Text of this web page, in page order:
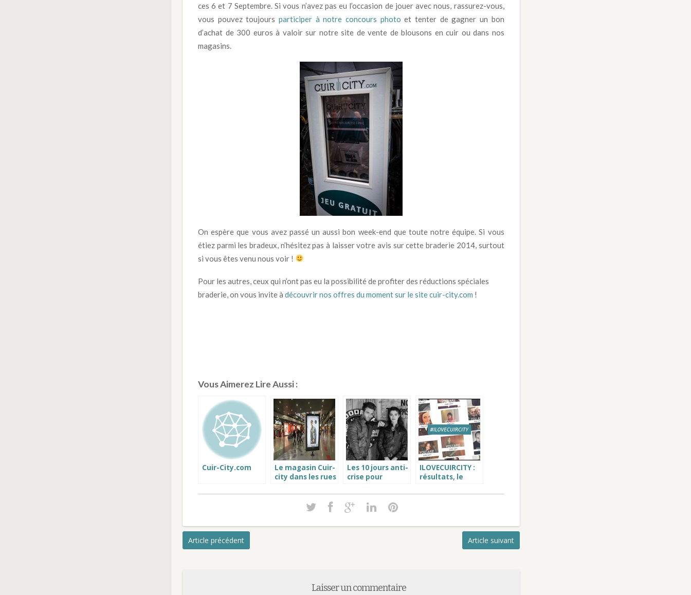
ces 6 et 7 Septembre. Si vous n’avez pas eu l’occasion de jouer avec nous, rassurez-vous,
vous pouvez toujours participer à notre concours photo et tenter de gagner un bon
d’achat de 300 euros à valoir sur notre site de vente de blousons en cuir ou dans nos
magasins.
On espère que vous avez passé un aussi bon week-end que toute notre équipe. Si vous
étiez parmi les bradeux, n’hésitez pas à laisser votre avis sur cette braderie 2014, surtout
si vous êtes venu nous voir !
Pour les autres, ceux qui n’ont pas eu la possibilité de profiter des réductions spéciales
braderie, on vous invite à découvrir nos offres du moment sur le site cuir-city.com !
Vous Aimerez Lire Aussi :
Cuir-City.com
Le magasin Cuir-
city dans les rues
de Calais 59
Les 10 jours anti-
crise pour
cuir pas cher
homme
ILOVECUIRCITY :
résultats, le
Schott pour
Article précédent Article suivant
Laisser un commentaire